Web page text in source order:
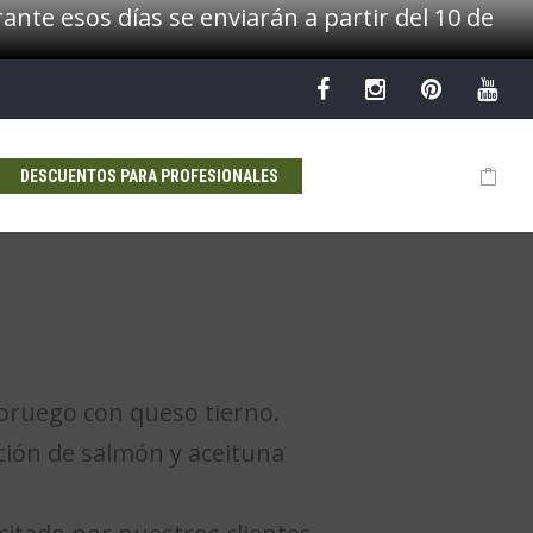
esos días se enviarán a partir del 10 de
DESCUENTOS PARA PROFESIONALES
con queso tierno.
de salmón y aceituna